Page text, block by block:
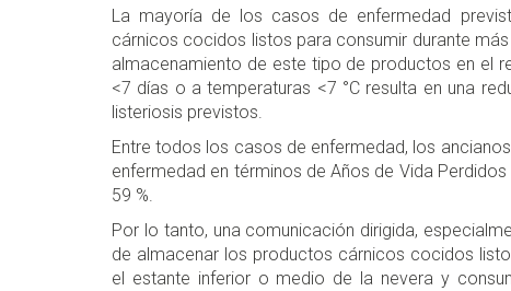
La mayoría de los casos de enfermedad
cárnicos cocidos listos para consumir durante
almacenamiento de este tipo de productos en el
<7 días o a temperaturas <7 °C resulta en una
listeriosis previstos.
Entre todos los casos de enfermedad, los
enfermedad en términos de Años de Vida
59 %.
Por lo tanto, una comunicación dirigida,
de almacenar los productos cárnicos cocidos
el estante inferior o medio de la nevera y